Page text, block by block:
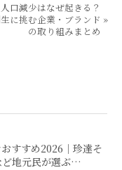
口減少はなぜ起きる？
に挑む企業・ブランド
の取り組みまとめ
»
すすめ2026｜珍達そ
ど地元民が選ぶ…